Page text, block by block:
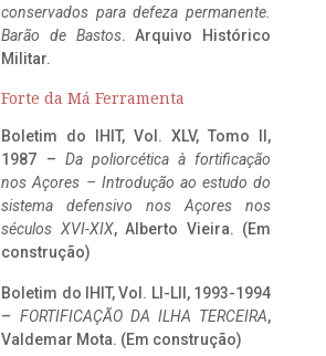
conservados para defeza permanente.
Barão de Bastos. Arquivo Histórico
Militar.
Forte da Má Ferramenta
Boletim do IHIT, Vol. XLV, Tomo II,
1987 – Da poliorcética à fortificação
nos Açores – Introdução ao estudo do
sistema defensivo nos Açores nos
séculos XVI-XIX, Alberto Vieira. (Em
construção)
Boletim do IHIT, Vol. LI-LII, 1993-1994
– FORTIFICAÇÃO DA ILHA TERCEIRA,
Valdemar Mota. (Em construção)